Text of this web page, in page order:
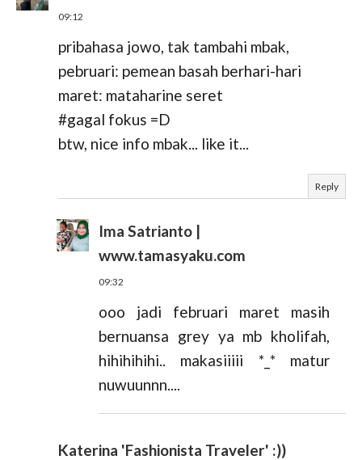
09:12
pribahasa jowo, tak tambahi mbak,
pebruari: pemean basah berhari-hari
maret: mataharine seret
#gagal fokus =D
btw, nice info mbak... like it...
Reply
Ima Satrianto |
www.tamasyaku.com
09:32
ooo jadi februari maret masih
bernuansa grey ya mb kholifah,
hihihihihi.. makasiiiii *_* matur
nuwuunnn....
Katerina 'Fashionista Traveler' :))